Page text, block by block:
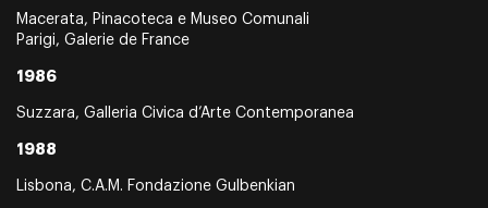
Macerata, Pinacoteca e Museo Comunali
Parigi, Galerie de France
1986
Suzzara, Galleria Civica d’Arte Contemporanea
1988
Lisbona, C.A.M. Fondazione Gulbenkian